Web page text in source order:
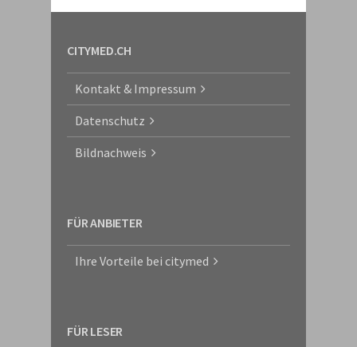
CITYMED.CH
Kontakt & Impressum
Datenschutz
Bildnachweis
FÜR ANBIETER
Ihre Vorteile bei citymed
FÜR LESER